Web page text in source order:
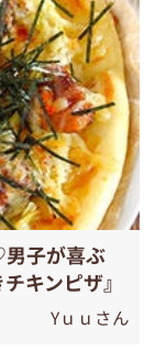
男子が喜ぶ
キンピザ』
Yｕｕさん